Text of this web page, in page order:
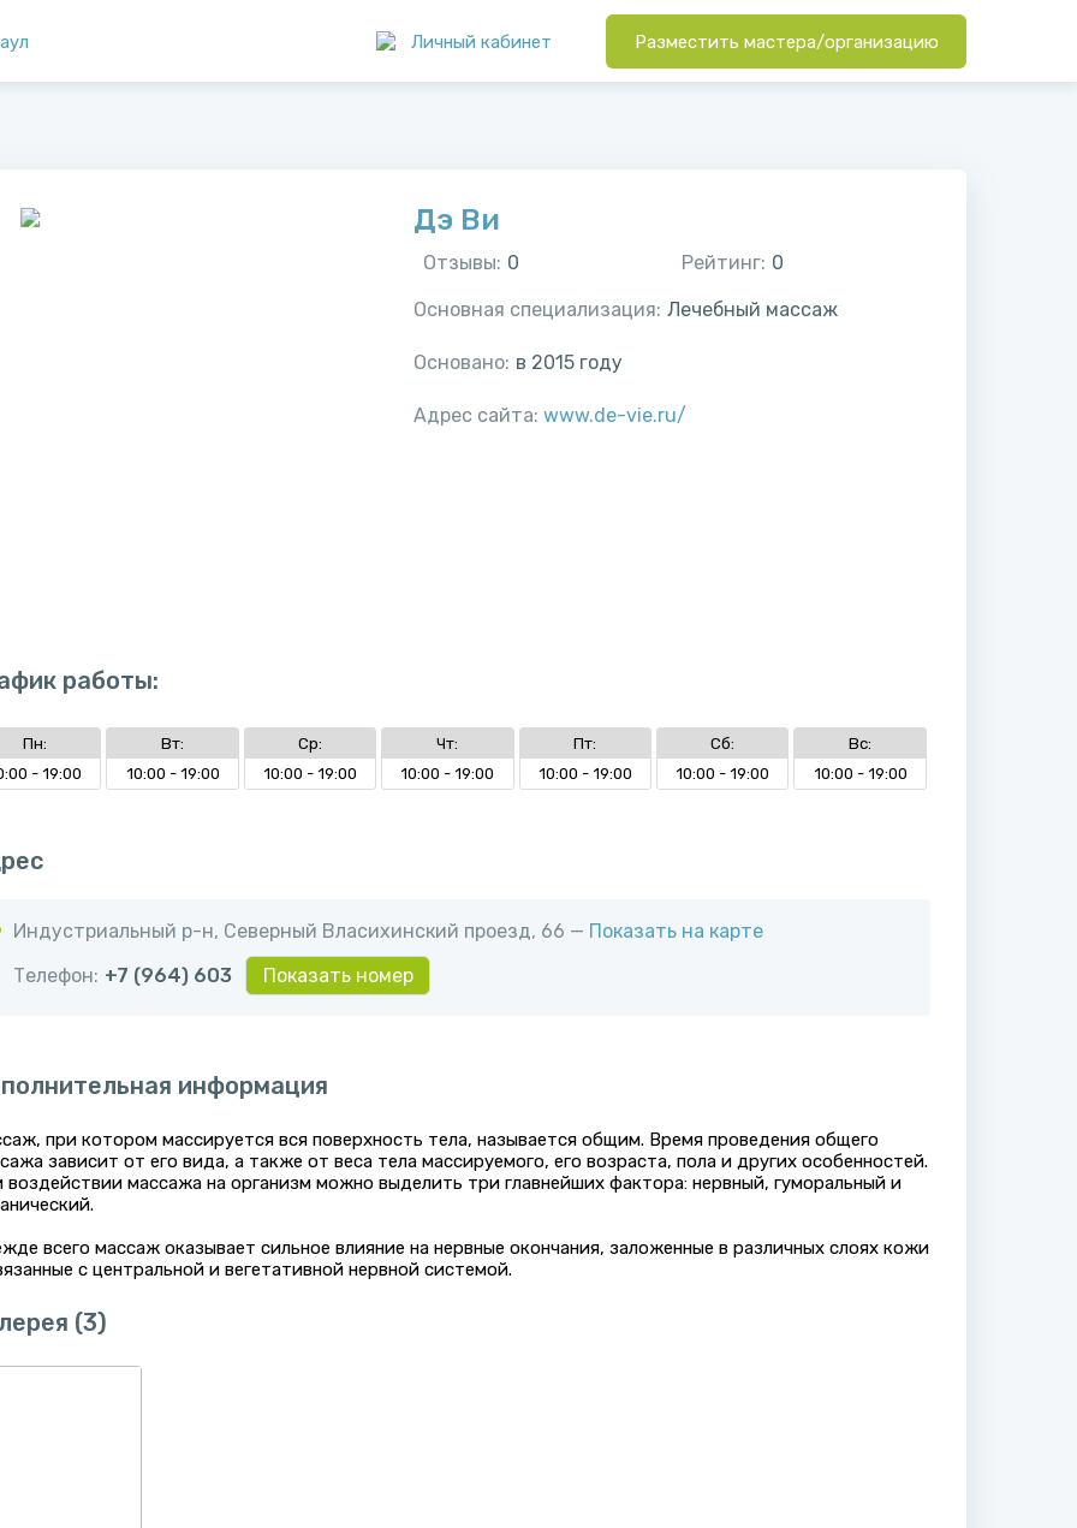
Личный кабинет Разместить мастера/организацию
Дэ Ви
Отзывы: 0 Рейтинг: 0
Основная специализация: Лечебный массаж
Основано: в 2015 году
Адрес сайта: www.de-vie.ru/
работы:
Пн:
- 19:00
Вт:
10:00 - 19:00
Ср:
10:00 - 19:00
Чт:
10:00 - 19:00
Пт:
10:00 - 19:00
Сб:
10:00 - 19:00
Вс:
10:00 - 19:00
Индустриальный р-н, ​Северный Власихинский проезд, 66 — Показать на карте
Телефон: +7 (964) 603 Показать номер
информация
при котором массируется вся поверхность тела, называется общим. Время проведения общего
зависит от его вида, а также от веса тела массируемого, его возраста, пола и других особенностей.
воздействии массажа на организм можно выделить три главнейших фактора: нервный, гуморальный и
всего массаж оказывает сильное влияние на нервные окончания, заложенные в различных слоях кожи
с центральной и вегетативной нервной системой.
(3)